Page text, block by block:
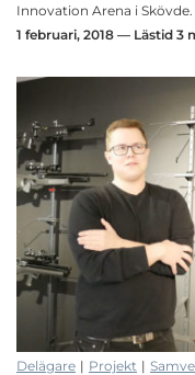
Innovation Arena i
1 februari, 2018 — Lästid 3
Delägare | Projekt |